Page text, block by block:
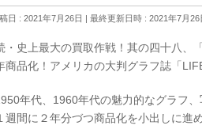
日 : 2021年7月26日 最終更新日時 : 2021年7月26
・史上最大の買取作戦！其の四十八
商品化！アメリカの大判グラフ誌「
年代、1960年代の魅力的なグラフ
週間に２年分づつ商品化を小出しに進